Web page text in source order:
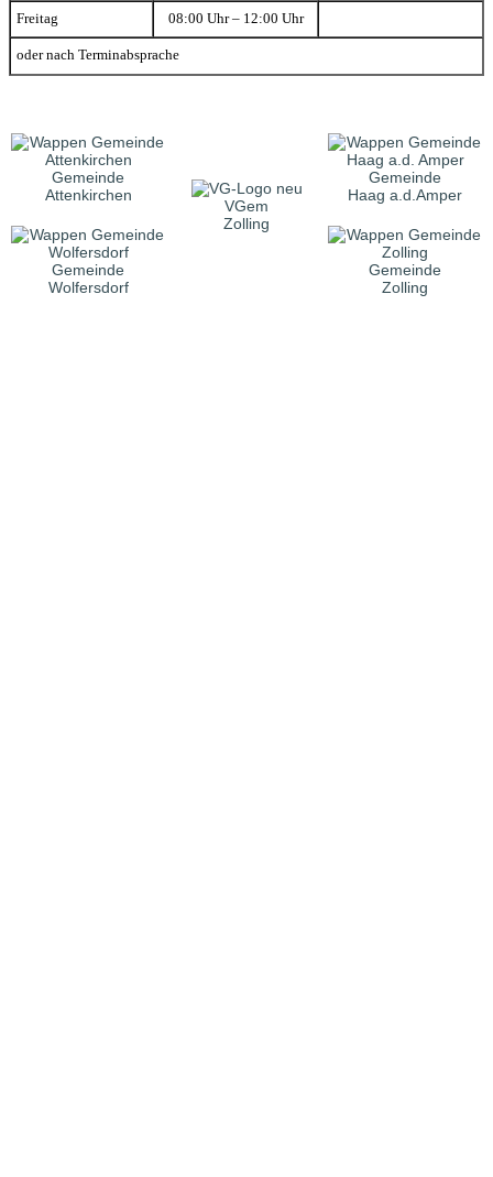
Freitag 08:00 Uhr – 12:00 Uhr
oder nach Terminabsprache
Gemeinde
Attenkirchen
VGem
Zolling
Gemeinde
Haag a.d.Amper
Gemeinde
Wolfersdorf
Gemeinde
Zolling